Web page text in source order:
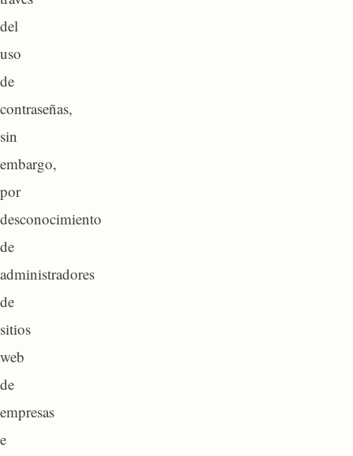
del
uso
de
contraseñas,
sin
embargo,
por
desconocimiento
de
administradores
de
sitios
web
de
empresas
e